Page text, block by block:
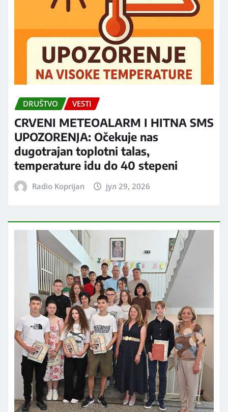
DRUŠTVO VESTI
CRVENI METEOALARM I HITNA SMS
UPOZORENJA: Očekuje nas
dugotrajan toplotni talas,
temperature idu do 40 stepeni
Radio Koprijan јул 29, 2026